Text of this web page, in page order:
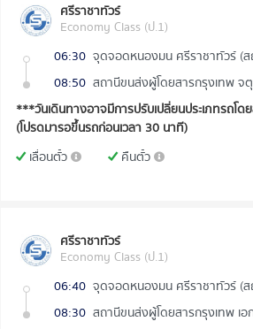
ศรีราชาทัวร์
Economy Class (ป.1)
06:30 จุดจอดหนองมน ศรีราชาทัวร์ (
08:50 สถานีขนส่งผู้โดยสารกรุงเทพ จ
***วันเดินทางอาจมีการปรับเปลี่ยนประเภทรถโด
(โปรดมารอขึ้นรถก่อนเวลา 30 นาที)
เลื่อนตั๋ว
คืนตั๋ว
ศรีราชาทัวร์
Economy Class (ป.1)
06:40 จุดจอดหนองมน ศรีราชาทัวร์ (
08:30 สถานีขนส่งผู้โดยสารกรุงเทพ เอ